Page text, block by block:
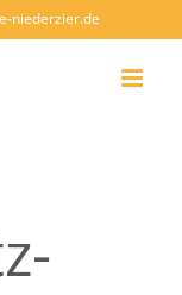
niederzier.de